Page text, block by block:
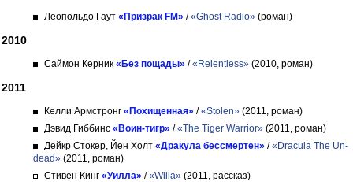
Леопольдо Гаут «Призрак FM» /«Ghost Radio» (роман)
2010
Саймон Керник «Без пощады» /«Relentless» (2010, роман)
2011
Келли Армстронг «Похищенная» /«Stolen» (2011, роман)
Дэвид Гиббинс «Воин-тигр» /«The Tiger Warrior» (2011, роман)
Дейкр Стокер, Йен Холт «Дракула бессмертен» /«Dracula The Un-
dead» (2011, роман)
Стивен Кинг «Уилла» /«Willa» (2011, рассказ)